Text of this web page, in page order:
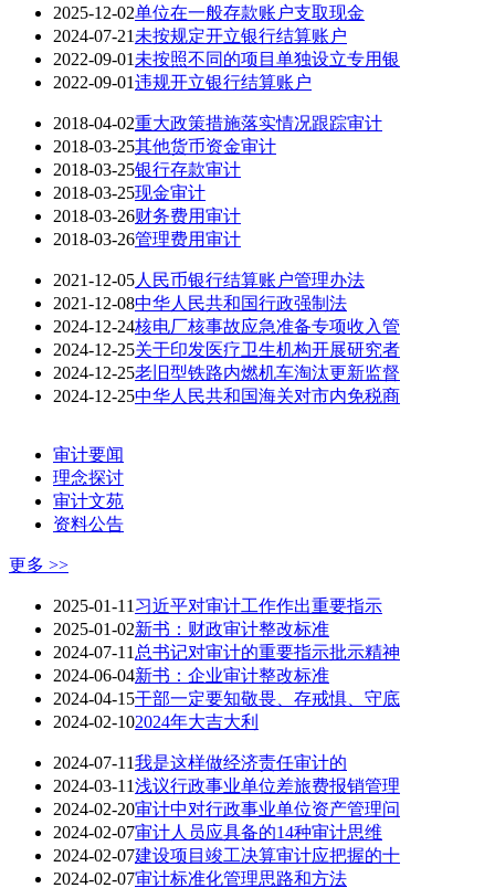
2025-12-02单位在一般存款账户支取现金
2024-07-21 未按规定开立银行结算账户
2022-09-01 未按照不同的项目单独设立专用银
2022-09-01违规开立银行结算账户
2018-04-02重大政策措施落实情况跟踪审计
2018-03-25其他货币资金审计
2018-03-25银行存款审计
2018-03-25现金审计
2018-03-26财务费用审计
2018-03-26管理费用审计
2021-12-05人民币银行结算账户管理办法
2021-12-08中华人民共和国行政强制法
2024-12-24核电厂核事故应急准备专项收入管
2024-12-25关于印发医疗卫生机构开展研究者
2024-12-25老旧型铁路内燃机车淘汰更新监督
2024-12-25中华人民共和国海关对市内免税商
审计要闻
理念探讨
审计文苑
资料公告
更多 >>
2025-01-11 习近平对审计工作作出重要指示
2025-01-02新书：财政审计整改标准
2024-07-11 总书记对审计的重要指示批示精神
2024-06-04新书：企业审计整改标准
2024-04-15干部一定要知敬畏、存戒惧、守底
2024-02-102024年大吉大利
2024-07-11我是这样做经济责任审计的
2024-03-11浅议行政事业单位差旅费报销管理
2024-02-20审计中对行政事业单位资产管理问
2024-02-07审计人员应具备的14种审计思维
2024-02-07建设项目竣工决算审计应把握的十
2024-02-07审计标准化管理思路和方法